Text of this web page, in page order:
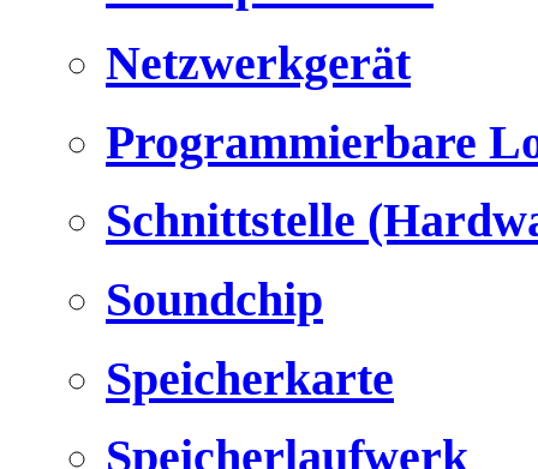
Netzwerkgerät
Programmierbare
Schnittstelle
Soundchip
Speicherkarte
Speicherlaufwerk